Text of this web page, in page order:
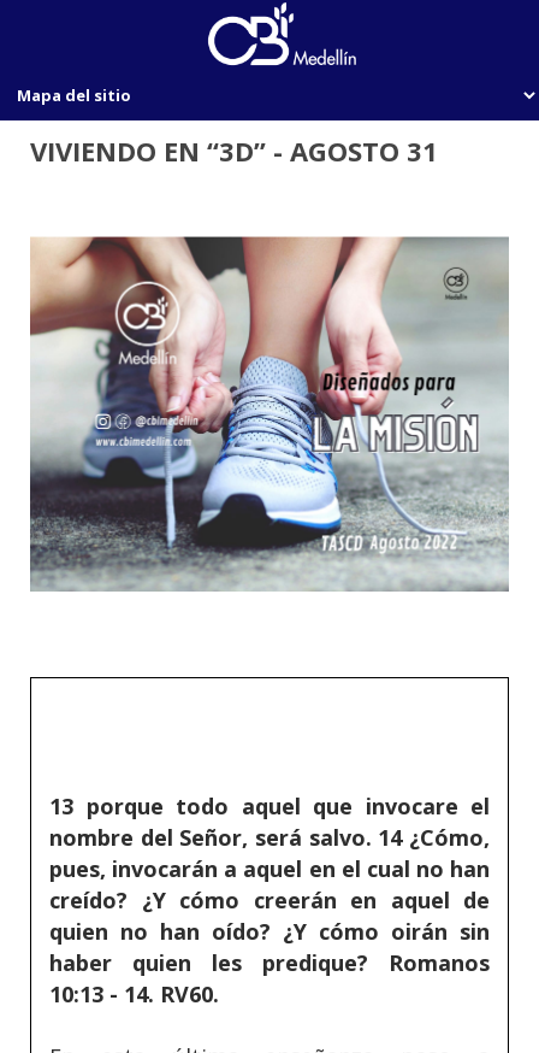
VIVIENDO EN “3D” - AGOSTO 31
13 porque todo aquel que invocare el
nombre del Señor, será salvo. 14 ¿Cómo,
pues, invocarán a aquel en el cual no han
creído? ¿Y cómo creerán en aquel de
quien no han oído? ¿Y cómo oirán sin
haber quien les predique? Romanos
10:13 - 14. RV60.